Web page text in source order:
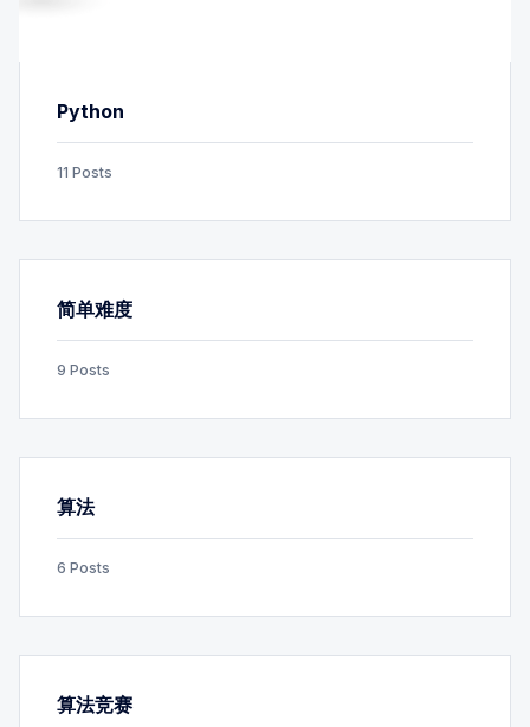
Python
11 Posts
简单难度
9 Posts
算法
6 Posts
算法竞赛